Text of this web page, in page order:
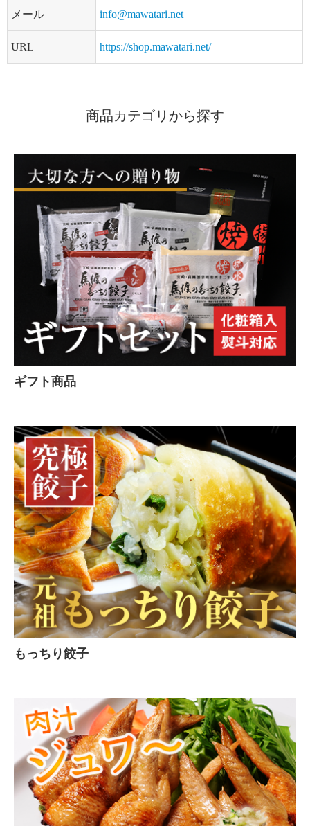
メール info@mawatari.net
URL https://shop.mawatari.net/
商品カテゴリから探す
ギフト商品
もっちり餃子